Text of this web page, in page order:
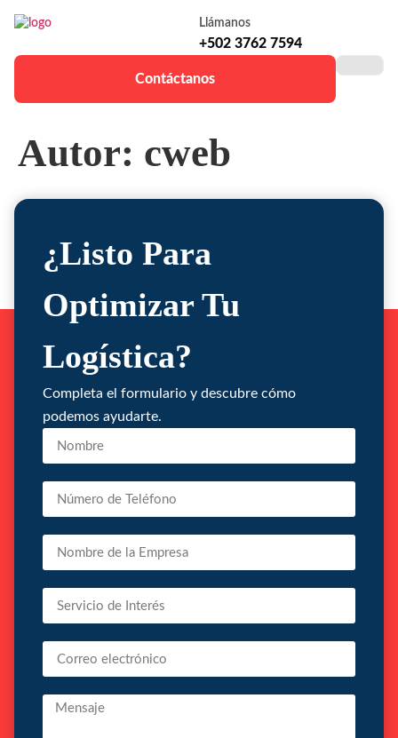
Llámanos
+502 3762 7594
Contáctanos
Autor: cweb
¿Listo Para
Optimizar Tu
Logística?
Completa el formulario y descubre cómo
podemos ayudarte.